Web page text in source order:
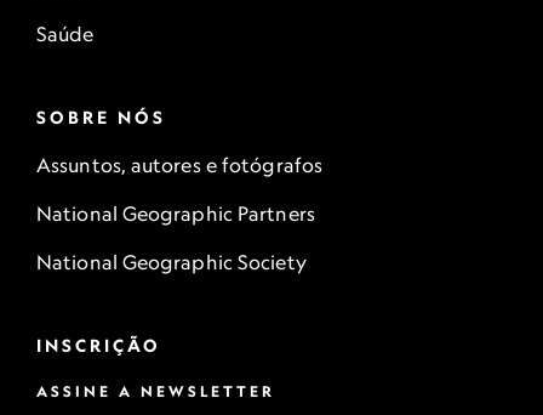
Saúde
SOBRE NÓS
Assuntos, autores e fotógrafos
National Geographic Partners
National Geographic Society
INSCRIÇÃO
ASSINE A NEWSLETTER